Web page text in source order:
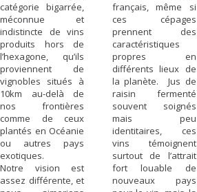
catégorie bigarrée,
méconnue et
indistincte de vins
produits hors de
l’hexagone, qu’ils
proviennent de
vignobles situés à
10km au-delà de
nos frontières
comme de ceux
plantés en Océanie
ou autres pays
exotiques.
Notre vision est
assez différente, et
français, même si
ces cépages
prennent des
caractéristiques
propres en
différents lieux de
la planète. Jus de
raisin fermenté
souvent soignés
mais peu
identitaires, ces
vins témoignent
surtout de l’attrait
fort louable de
nouveaux pays